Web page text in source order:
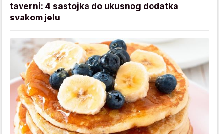
taverni: 4 sastojka do ukusnog dodatka
svakom jelu